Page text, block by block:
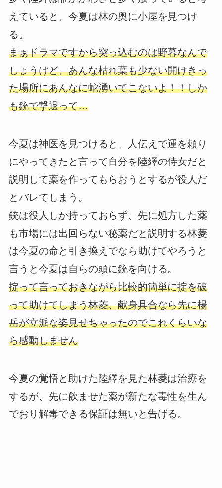
えていると、今夏は林の奥に小屋を見つけ
る。
まぁドラマですから突っ込むのは野暮なんで
しょうけど、あんな枯れ葉も少ない開けきっ
た場所にあんなに蛇湧いてこないよ！！しか
も銃で撃退って…
今夏は神医を見つけると、人伝えで運を頼り
にやってきたと言って自分を陸繹の侍女だと
説明して薬を作ってもらおうとするが役人だ
とバレてしまう。
銃は役人しか持っておらず、先に処方した薬
も市場には出回らない秘薬だと説明する林菱
は今夏の命と引き換えでなら助けてやろうと
言うと今夏は自らの頭に銃を向ける。
掟って言っておきながら比較的簡単に掟を破
って助けてしまう林菱、献身具合なら先に楊
岳が立派な姿見せちゃったのでこれくらいな
ら感動しません
今夏の覚悟と助けた陸繹を見た林菱は治療を
するが、先に飲ませた薬が新たな毒性を生ん
でおり解毒できる保証は無いと告げる。